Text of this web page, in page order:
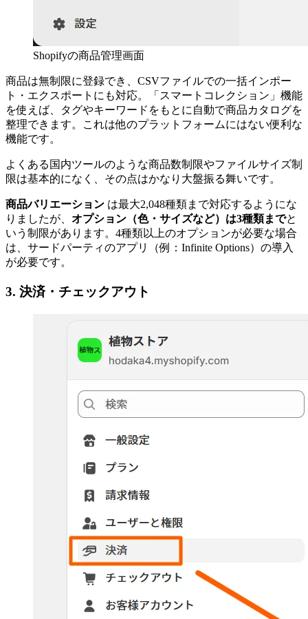
Shopifyの商品管理画面
商品は無制限に登録でき、CSVファイルでの一括インポー
ト・エクスポートにも対応。「スマートコレクション」機能
を使えば、タグやキーワードをもとに自動で商品カタログを
整理できます。これは他のプラットフォームにはない便利な
機能です。
よくある国内ツールのような商品数制限やファイルサイズ制
限は基本的になく、その点はかなり大盤振る舞いです。
商品バリエーション は最大2,048種類まで対応するようにな
りましたが、 オプション（色・サイズなど）は3種類までと
いう制限があります。4種類以上のオプションが必要な場合
は、サードパーティのアプリ（例：Infinite Options）の導入
が必要です。
3. 決済・チェックアウト